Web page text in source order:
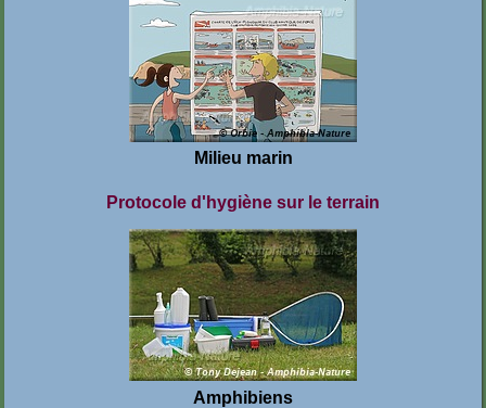
Milieu marin
Protocole d'hygiène sur le terrain
Amphibiens